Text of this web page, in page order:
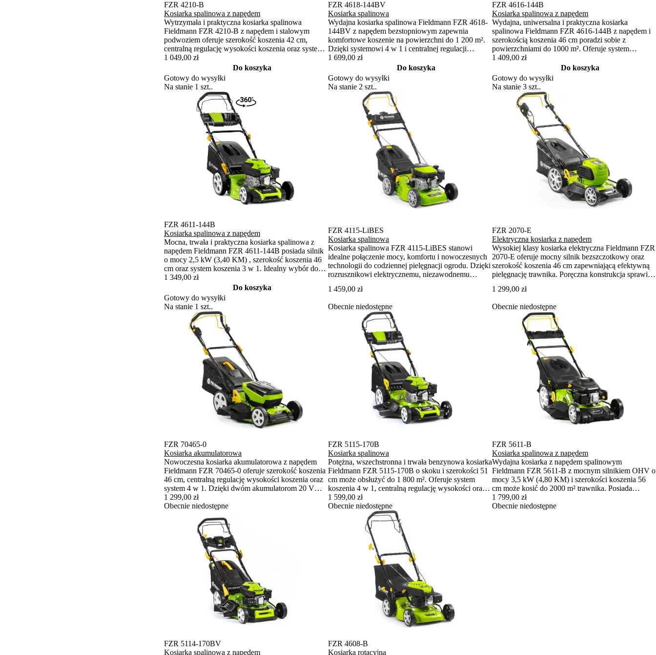
FZR 4210-B
Kosiarka spalinowa z napędem
Wytrzymała i praktyczna kosiarka spalinowa
Fieldmann FZR 4210-B z napędem i stalowym
podwoziem oferuje szerokość koszenia 42 cm,
centralną regulację wysokości koszenia oraz system
3 w 1. Idealny wybór dla średniej wielkości
trawników o powierzchni do 900 m².
1 049,00 zł
Do koszyka
Gotowy do wysyłki
Na stanie 1 szt..
FZR 4618-144BV
Kosiarka spalinowa
Wydajna kosiarka spalinowa Fieldmann FZR 4618-
144BV z napędem bezstopniowym zapewnia
komfortowe koszenie na powierzchni do 1 200 m².
Dzięki systemowi 4 w 1 i centralnej regulacji
wysokości koszenia poradzi sobie nawet w trudnym
terenie. Solidna konstrukcja zapewnia długą
żywotność.
1 699,00 zł
Do koszyka
Gotowy do wysyłki
Na stanie 2 szt..
FZR 4616-144B
Kosiarka spalinowa z napędem
Wydajna, uniwersalna i praktyczna kosiarka
spalinowa Fieldmann FZR 4616-144B z napędem i
szerokością koszenia 46 cm poradzi sobie z
powierzchniami do 1000 m². Oferuje system
koszenia 4 w 1, centralną regulację wysokości oraz
kosz na trawę ze wskaźnikiem napełnienia.
1 409,00 zł
Do koszyka
Gotowy do wysyłki
Na stanie 3 szt..
FZR 4611-144B
Kosiarka spalinowa z napędem
Mocna, trwała i praktyczna kosiarka spalinowa z
napędem Fieldmann FZR 4611-144B posiada silnik
o mocy 2,5 kW (3,40 KM) , szerokość koszenia 46
cm oraz system koszenia 3 w 1. Idealny wybór do
efektywnej pielęgnacji trawników o powierzchni do
1 349,00 zł
Do koszyka
Gotowy do wysyłki
Na stanie 1 szt..
FZR 4115-LiBES
Kosiarka spalinowa
Kosiarka spalinowa FZR 4115-LiBES stanowi
idealne połączenie mocy, komfortu i nowoczesnych
technologii do codziennej pielęgnacji ogrodu. Dzięki
rozrusznikowi elektrycznemu, niezawodnemu
przebiega szybko, wygodnie i bez zbędnego
1 459,00 zł
Obecnie niedostępne
FZR 2070-E
Elektryczna kosiarka z napędem
Wysokiej klasy kosiarka elektryczna Fieldmann FZR
2070-E oferuje mocny silnik bezszczotkowy oraz
szerokość koszenia 46 cm zapewniającą efektywną
pielęgnację trawnika. Poręczna konstrukcja sprawia,
większych obszarach do 1 400 m². Trwałe metalowe
żywotność i maksymalną wszechstronność.
1 299,00 zł
Obecnie niedostępne
FZR 70465-0
Kosiarka akumulatorowa
Nowoczesna kosiarka akumulatorowa z napędem
Fieldmann FZR 70465-0 oferuje szerokość koszenia
46 cm, centralną regulację wysokości koszenia oraz
system 4 w 1. Dzięki dwóm akumulatorom 20 V
FAST POWER może obsługiwać powierzchnie do 1
000 m² bez i z maksymalnym komfortem.
1 299,00 zł
Obecnie niedostępne
FZR 5115-170B
Kosiarka spalinowa
Potężna, wszechstronna i trwała benzynowa kosiarka
Fieldmann FZR 5115-170B o skoku i szerokości 51
cm może obsłużyć do 1 800 m². Oferuje system
koszenia 4 w 1, centralną regulację wysokości oraz
odłamywak trawy z pełnym kierunkowskiem.
1 599,00 zł
Obecnie niedostępne
FZR 5611-B
Kosiarka spalinowa z napędem
Wydajna kosiarka z napędem spalinowym
Fieldmann FZR 5611-B z mocnym silnikiem OHV o
mocy 3,5 kW (4,80 KM) i szerokości koszenia 56
cm może kosić do 2000 m² trawnika. Posiada
funkcja 4 w 1, centralną regulację wysokości
koszenia i solidne stalowe podwozie gwarantują
1 799,00 zł
Obecnie niedostępne
FZR 5114-170BV
Kosiarka spalinowa z napędem
FZR 4608-B
Kosiarka rotacyjna